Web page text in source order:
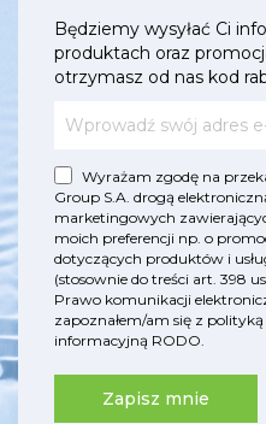
Będziemy wysyłać Ci
produktach oraz
otrzymasz od nas kod
Wyrażam zgodę na
Group S.A. drogą
marketingowych
moich preferencji np. o
dotyczących produktów i
(stosownie do treści art. 398
Prawo komunikacji
zapoznałem/am się z
informacyjną RODO.
Zapisz mnie